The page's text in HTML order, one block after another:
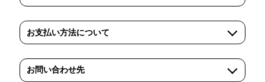
お支払い方法について
お問い合わせ先